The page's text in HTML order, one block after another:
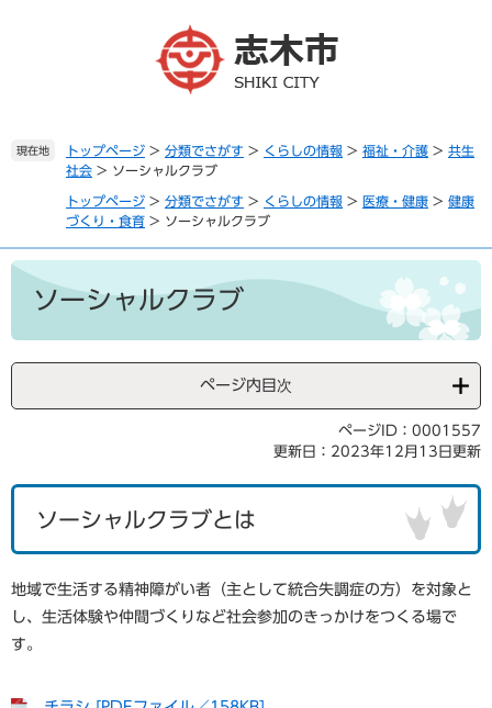
へ
現在地 トップページ > 分類でさがす > くらしの情報 > 福祉・介護 > 共生
社会 > ソーシャルクラブ
トップページ > 分類でさがす > くらしの情報 > 医療・健康 > 健康
づくり・食育 > ソーシャルクラブ
本
ソーシャルクラブ
ページ内目次
ページID：0001557
更新日：2023年12月13日更新
ソーシャルクラブとは
地域で生活する精神障がい者（主として統合失調症の方）を対象と
し、生活体験や仲間づくりなど社会参加のきっかけをつくる場で
す。